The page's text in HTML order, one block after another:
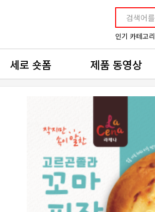
인기 카테고리
세로 숏폼 제품 동영상